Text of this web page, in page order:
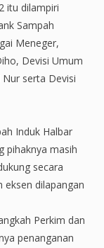
itu dilampiri
Sampah
Meneger,
Devisi Umum
serta Devisi
Induk Halbar
pihaknya masih
secara
dilapangan
Perkim dan
penanganan